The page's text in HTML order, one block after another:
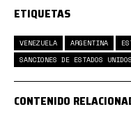
ETIQUETAS
VENEZUELA ARGENTINA
SANCIONES DE ESTADOS UNIDOS
CONTENIDO